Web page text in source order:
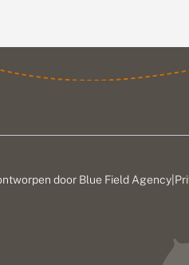
door Blue Field Agency